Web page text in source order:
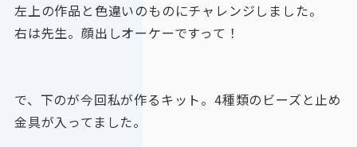
左上の作品と色違いのものにチャレンジしました。
右は先生。顔出しオーケーですって！
で、下のが今回私が作るキット。4種類のビーズと止め
金具が入ってました。